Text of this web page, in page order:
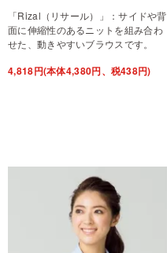
「Rizal（リサール）」：サイドや背
面に伸縮性のあるニットを組み合わ
せた、動きやすいブラウスです。
4,818円(本体4,380円、税438円)